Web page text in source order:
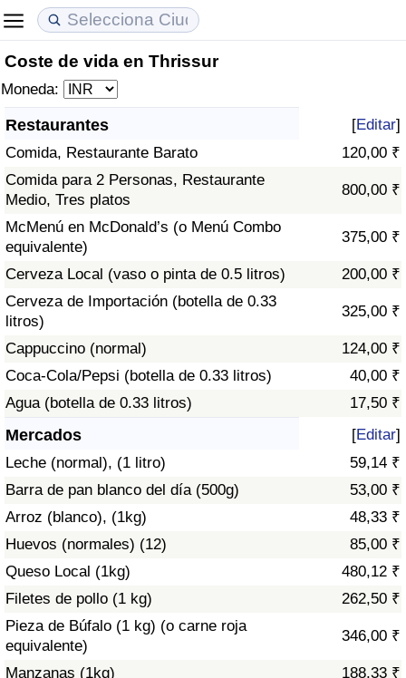
Coste de vida en Thrissur
Moneda:
Restaurantes [Editar]
Comida, Restaurante Barato
120,00 ₹
Comida para 2 Personas, Restaurante
Medio, Tres platos
800,00 ₹
McMenú en McDonald’s (o Menú Combo
equivalente)
375,00 ₹
Cerveza Local (vaso o pinta de 0.5 litros)
200,00 ₹
Cerveza de Importación (botella de 0.33
litros)
325,00 ₹
Cappuccino (normal)
124,00 ₹
Coca-Cola/Pepsi (botella de 0.33 litros)
40,00 ₹
Agua (botella de 0.33 litros)
17,50 ₹
Mercados [Editar]
Leche (normal), (1 litro)
59,14 ₹
Barra de pan blanco del día (500g)
53,00 ₹
Arroz (blanco), (1kg)
48,33 ₹
Huevos (normales) (12)
85,00 ₹
Queso Local (1kg)
480,12 ₹
Filetes de pollo (1 kg)
262,50 ₹
Pieza de Búfalo (1 kg) (o carne roja
equivalente)
346,00 ₹
Manzanas (1kg)
188,33 ₹
Coste de vida
Índice de Costo de Vida
Índice de costo de vida por país
en aqaba
Precios de las propiedades
Índice de Precios de Inmuebles
Índice de Precios de Inmuebles por País
Calidad de Vida
Índice de Calidad de Vida (Actual)
Índice de calidad de vida por país
Delincuencia
Calificación del Índice de Criminalidad
(Actual)
Índice de Criminalidad
Índice de criminalidad por país
Sanidad
Índice de Sanidad
Índice de Sanidad por País
Contaminación